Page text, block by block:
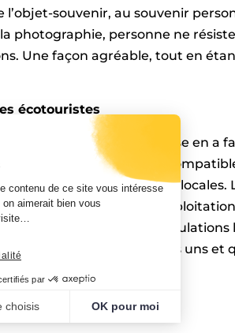
contenu de ce site vous intéresse
aimerait bien vous
par
choisis OK pour moi
l’objet-souvenir, au souvenir
photographie, personne ne
Une façon agréable, tout en
écotouristes
du tourisme de masse en a
qui n’est pas toujours
coutumes des populations locales.
par l’écotourisme, une
opérateurs, et
patrimoine apprécié par les uns et